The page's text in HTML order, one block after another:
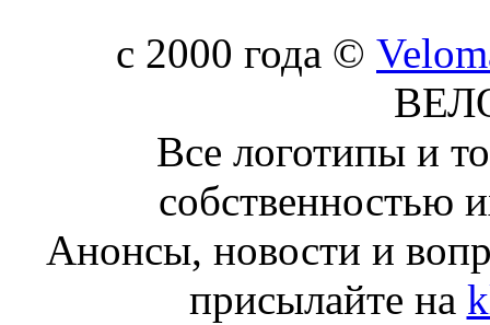
c 2000 года ©
Все логотипы и
собственностью
Анонсы, новости и
присылайте на